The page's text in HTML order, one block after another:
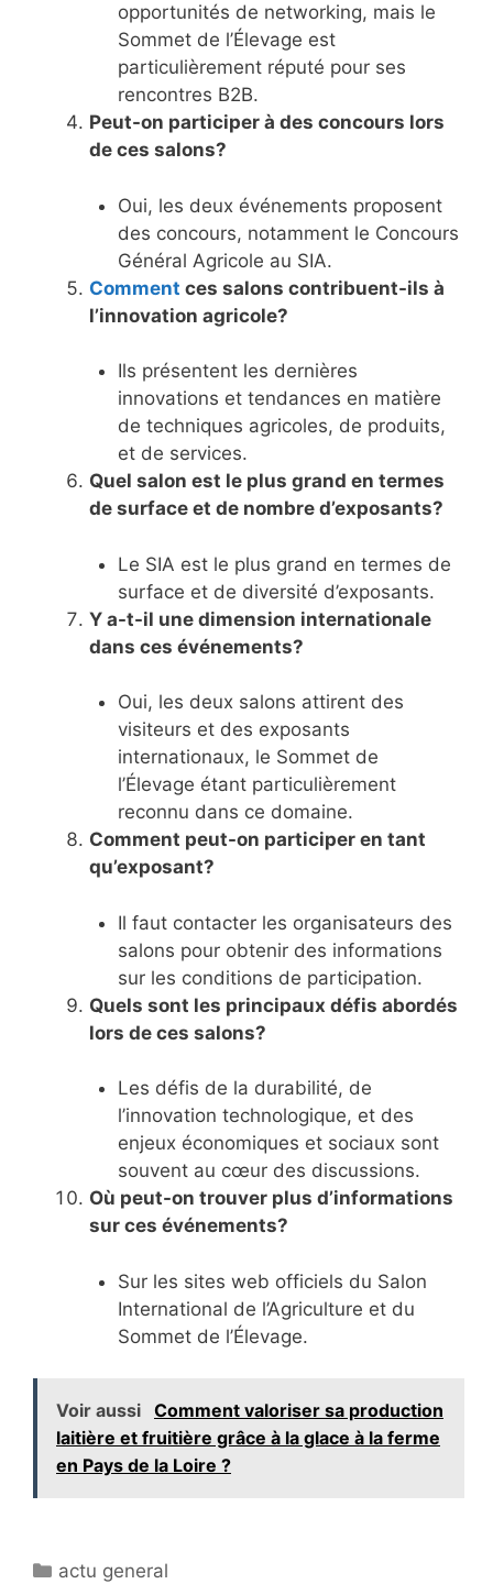
opportunités de networking, mais le
Sommet de l’Élevage est
particulièrement réputé pour ses
rencontres B2B.
Peut-on participer à des concours lors
de ces salons?
Oui, les deux événements proposent
des concours, notamment le Concours
Général Agricole au SIA.
Comment ces salons contribuent-ils à
l’innovation agricole?
Ils présentent les dernières
innovations et tendances en matière
de techniques agricoles, de produits,
et de services.
Quel salon est le plus grand en termes
de surface et de nombre d’exposants?
Le SIA est le plus grand en termes de
surface et de diversité d’exposants.
Y a-t-il une dimension internationale
dans ces événements?
Oui, les deux salons attirent des
visiteurs et des exposants
internationaux, le Sommet de
l’Élevage étant particulièrement
reconnu dans ce domaine.
Comment peut-on participer en tant
qu’exposant?
Il faut contacter les organisateurs des
salons pour obtenir des informations
sur les conditions de participation.
Quels sont les principaux défis abordés
lors de ces salons?
Les défis de la durabilité, de
l’innovation technologique, et des
enjeux économiques et sociaux sont
souvent au cœur des discussions.
Où peut-on trouver plus d’informations
sur ces événements?
Sur les sites web officiels du Salon
International de l’Agriculture et du
Sommet de l’Élevage.
Voir aussi Comment valoriser sa production
laitière et fruitière grâce à la glace à la ferme
en Pays de la Loire ?
Catégories
actu general